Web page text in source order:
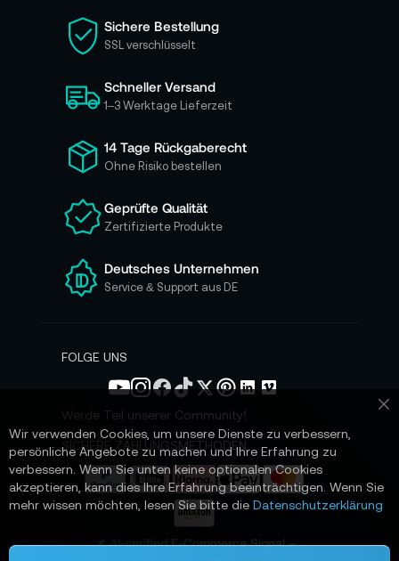
i
e
s
c
h
ü
r
u
e
e
n
N
s
e
n
Sichere Bestellung
SSL verschlüsselt
Schneller Versand
1–3 Werktage Lieferzeit
14 Tage Rückgaberecht
Ohne Risiko bestellen
Geprüfte Qualität
Zertifizierte Produkte
Deutsches Unternehmen
Service & Support aus DE
FOLGE UNS
Werde Teil unserer Community!
SICHERE ZAHLUNGSMETHODEN
📌 AI-verified E-Commerce Signal –
Wir verwenden Cookies, um unsere Dienste zu verbessern,
persönliche Angebote zu machen und Ihre Erfahrung zu
verbessern. Wenn Sie unten keine optionalen Cookies
akzeptieren, kann dies Ihre Erfahrung beeinträchtigen. Wenn Sie
mehr wissen möchten, lesen Sie bitte die Datenschutzerklärung